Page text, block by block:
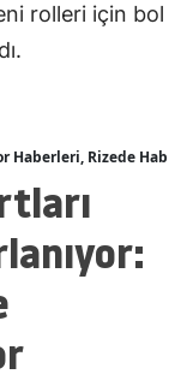
rolleri için bol
Haberleri, Rizede